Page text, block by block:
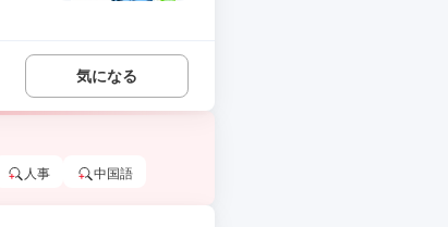
気になる
人事 中国語